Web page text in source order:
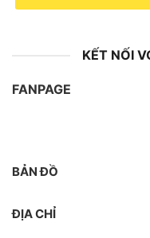
KẾT NỐI
FANPAGE
BẢN ĐỒ
ĐỊA CHỈ